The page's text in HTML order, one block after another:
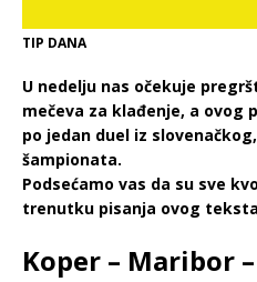
TIP DANA
U nedelju nas očekuje
mečeva za klađenje, a ovog
po jedan duel iz
šampionata.
Podsećamo vas da su sve
trenutku pisanja ovog
Koper – Maribor –